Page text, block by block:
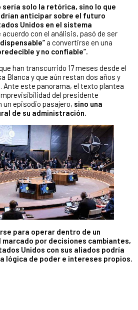
sería solo la retórica, sino lo que
anticipar sobre el futuro
Unidos en el sistema
acuerdo con el análisis, pasó de ser
a convertirse en una
y no confiable”.
han transcurrido 17 meses desde el
Blanca y que aún restan dos años y
Ante este panorama, el texto plantea
del presidente
un episodio pasajero, sino una
de su administración.
para operar dentro de un
por decisiones cambiantes,
Unidos con sus aliados podría
lógica de poder e intereses propios.